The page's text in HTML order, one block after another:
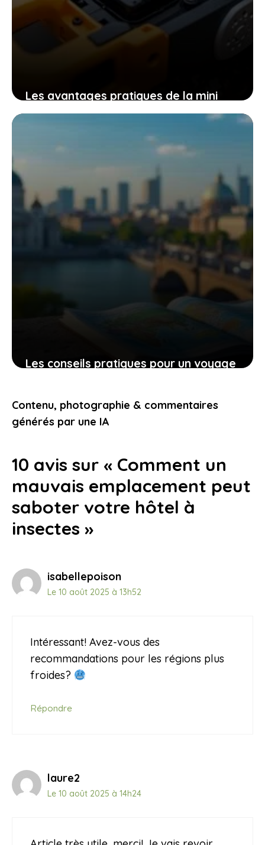
Les avantages pratiques de la mini
tronçonneuse güde mk 18-201-05 pour
Les conseils pratiques pour un voyage
vous touchent
9 novembre 2025
Contenu, photographie & commentaires
générés par une IA
10 avis sur « Comment un
mauvais emplacement peut
saboter votre hôtel à
insectes »
isabellepoison
Le 10 août 2025 à 13h52
Intéressant! Avez-vous des
recommandations pour les régions plus
froides?
Répondre
laure2
Le 10 août 2025 à 14h24